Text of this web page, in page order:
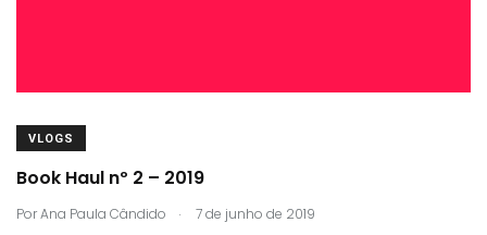
VLOGS
Book Haul nº 2 – 2019
PorAna Paula Cândido . 7 de junho de 2019